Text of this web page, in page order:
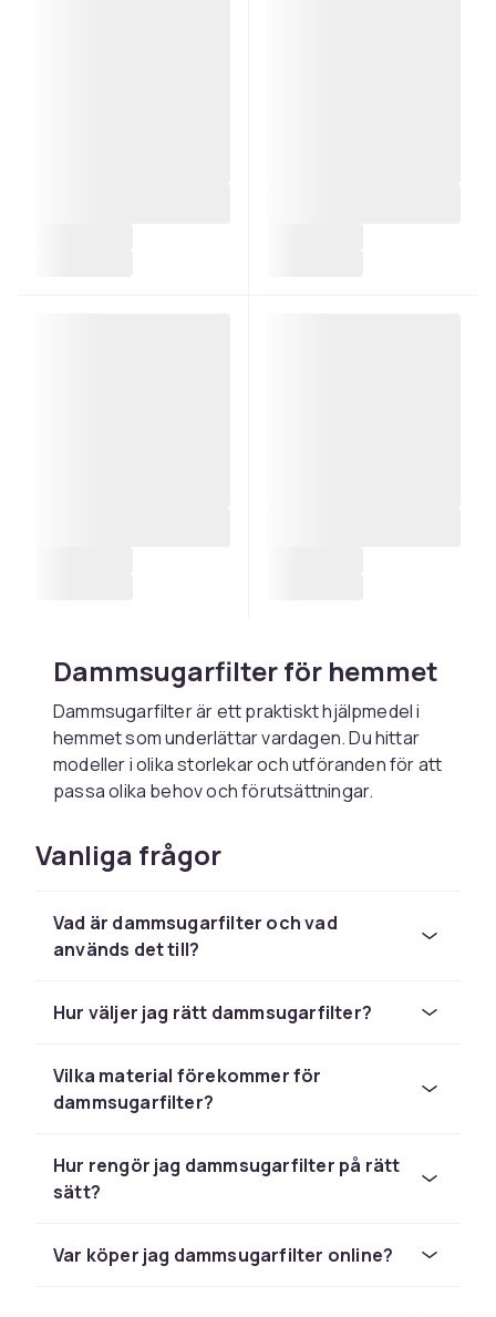
Dammsugarfilter för hemmet
Dammsugarfilter är ett praktiskt hjälpmedel i
hemmet som underlättar vardagen. Du hittar
modeller i olika storlekar och utföranden för att
passa olika behov och förutsättningar.
Välj rätt dammsugarfilter
Tänk på ditt specifika användningsbehov,
och materialets hållbarhet. Läs
produktbeskrivningar noggrant och välj
Skötsel och underhåll
Rengör regelbundet med lämpliga medel och
förvara på ett torrt ställe. Kontrollera alltid
livslängd och funktion.
Vanliga frågor
Vad är dammsugarfilter och vad
används det till?
Hur väljer jag rätt dammsugarfilter?
Vilka material förekommer för
dammsugarfilter?
Hur rengör jag dammsugarfilter på rätt
sätt?
Var köper jag dammsugarfilter online?